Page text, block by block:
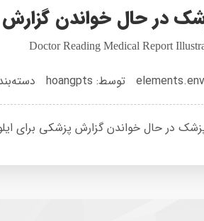
در حال خواندن
Doctor Reading Medical Report
توسط: hoangpts
در حال خواندن گزارش پزشکی برای ایلوستریتور